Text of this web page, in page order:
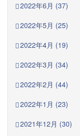
2022年6月 (37)
2022年5月 (25)
2022年4月 (19)
2022年3月 (34)
2022年2月 (44)
2022年1月 (23)
2021年12月 (30)